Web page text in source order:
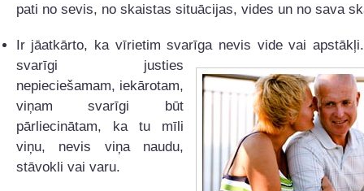
pati no sevis, no skaistas situācijas, vides un no sava
Ir jāatkārto, ka vīrietim svarīga nevis vide vai
svarīgi justies
nepieciešamam, iekārotam,
viņam svarīgi būt
pārliecinātam, ka tu mīli
viņu, nevis viņa naudu,
stāvokli vai varu.